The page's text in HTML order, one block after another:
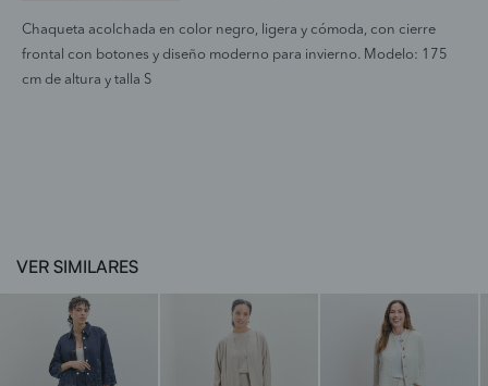
Chaqueta acolchada en color negro, ligera y cómoda, con cierre
frontal con botones y diseño moderno para invierno. Modelo: 175
cm de altura y talla S
VER SIMILARES